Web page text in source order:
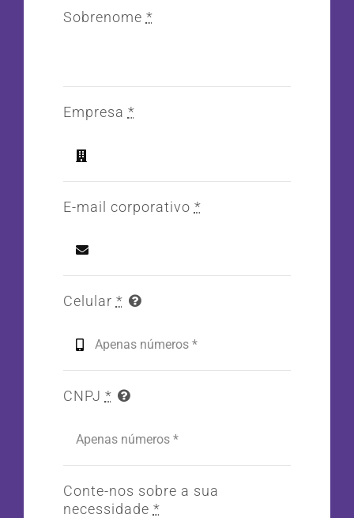
Sobrenome *
Empresa *
E-mail corporativo *
Celular *
CNPJ *
Conte-nos sobre a sua
necessidade *